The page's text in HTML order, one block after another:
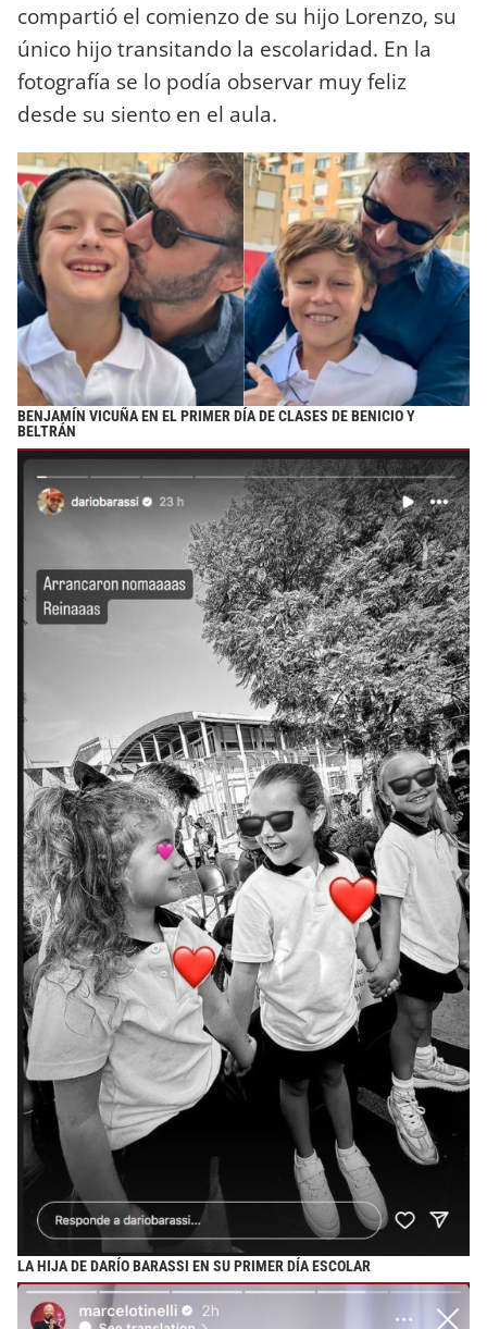
compartió el comienzo de su hijo Lorenzo, su
único hijo transitando la escolaridad. En la
fotografía se lo podía observar muy feliz
desde su siento en el aula.
BENJAMÍN VICUÑA EN EL PRIMER DÍA DE CLASES DE BENICIO Y
BELTRÁN
LA HIJA DE DARÍO BARASSI EN SU PRIMER DÍA ESCOLAR